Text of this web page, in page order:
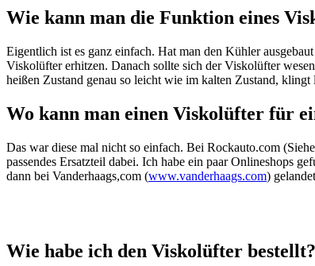
Wie kann man die Funktion eines
Eigentlich ist es ganz einfach. Hat man den Kühler
Viskolüfter erhitzen. Danach sollte sich der Viskolüfter
heißen Zustand genau so leicht wie im kalten Zustand, klingt
Wo kann man einen Viskolüfter für
Das war diese mal nicht so einfach. Bei Rockauto.com
passendes Ersatzteil dabei. Ich habe ein paar Onlineshops
dann bei Vanderhaags,com (www.vanderhaags.com)
Wie habe ich den Viskolüfter bestellt?